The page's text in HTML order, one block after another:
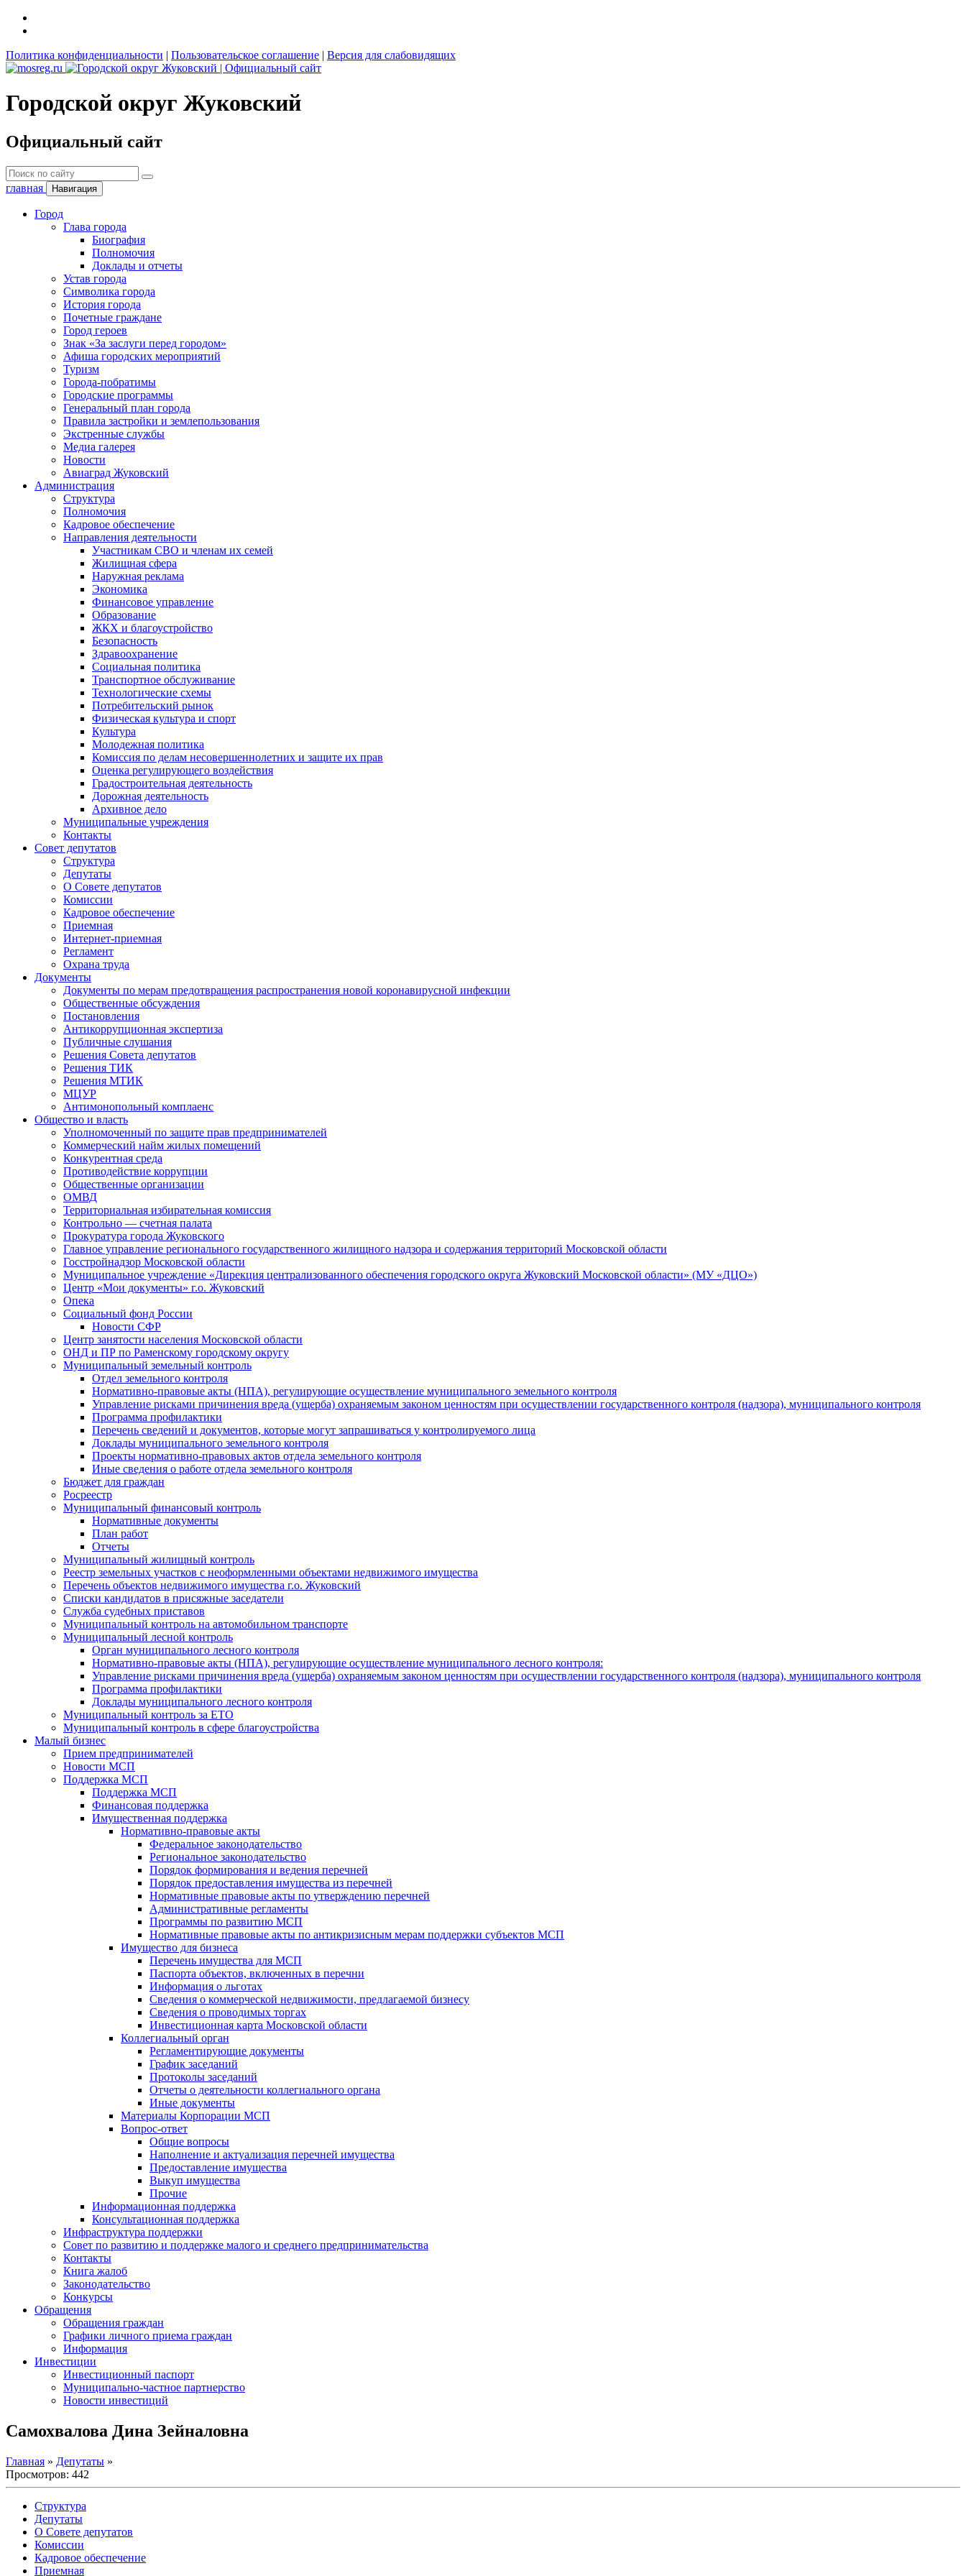
Политика конфиденциальности | Пользовательское соглашение | Версия для слабовидящих
Городской округ Жуковский
Официальный сайт
главная Навигация
Город
Глава города
Биография
Полномочия
Доклады и отчеты
Устав города
Символика города
История города
Почетные граждане
Город героев
Знак «За заслуги перед городом»
Афиша городских мероприятий
Туризм
Города-побратимы
Городские программы
Генеральный план города
Правила застройки и землепользования
Экстренные службы
Медиа галерея
Новости
Авиаград Жуковский
Администрация
Структура
Полномочия
Кадровое обеспечение
Направления деятельности
Участникам СВО и членам их семей
Жилищная сфера
Наружная реклама
Экономика
Финансовое управление
Образование
ЖКХ и благоустройство
Безопасность
Здравоохранение
Социальная политика
Транспортное обслуживание
Технологические схемы
Потребительский рынок
Физическая культура и спорт
Культура
Молодежная политика
Комиссия по делам несовершеннолетних и защите их прав
Оценка регулирующего воздействия
Градостроительная деятельность
Дорожная деятельность
Архивное дело
Муниципальные учреждения
Контакты
Совет депутатов
Структура
Депутаты
О Совете депутатов
Комиссии
Кадровое обеспечение
Приемная
Интернет-приемная
Регламент
Охрана труда
Документы
Документы по мерам предотвращения распространения новой коронавирусной инфекции
Общественные обсуждения
Постановления
Антикоррупционная экспертиза
Публичные слушания
Решения Совета депутатов
Решения ТИК
Решения МТИК
МЦУР
Антимонопольный комплаенс
Общество и власть
Уполномоченный по защите прав предпринимателей
Коммерческий найм жилых помещений
Конкурентная среда
Противодействие коррупции
Общественные организации
ОМВД
Территориальная избирательная комиссия
Контрольно — счетная палата
Прокуратура города Жуковского
Главное управление регионального государственного жилищного надзора и содержания территорий Московской области
Госстройнадзор Московской области
Муниципальное учреждение «Дирекция централизованного обеспечения городского округа Жуковский Московской области» (МУ «ДЦО»)
Центр «Мои документы» г.о. Жуковский
Опека
Социальный фонд России
Новости СФР
Центр занятости населения Московской области
ОНД и ПР по Раменскому городскому округу
Муниципальный земельный контроль
Отдел земельного контроля
Нормативно-правовые акты (НПА), регулирующие осуществление муниципального земельного контроля
Управление рисками причинения вреда (ущерба) охраняемым законом ценностям при осуществлении государственного контроля (надзора), муниципального контроля
Программа профилактики
Перечень сведений и документов, которые могут запрашиваться у контролируемого лица
Доклады муниципального земельного контроля
Проекты нормативно-правовых актов отдела земельного контроля
Иные сведения о работе отдела земельного контроля
Бюджет для граждан
Росреестр
Муниципальный финансовый контроль
Нормативные документы
План работ
Отчеты
Муниципальный жилищный контроль
Реестр земельных участков с неоформленными объектами недвижимого имущества
Перечень объектов недвижимого имущества г.о. Жуковский
Списки кандидатов в присяжные заседатели
Служба судебных приставов
Муниципальный контроль на автомобильном транспорте
Муниципальный лесной контроль
Орган муниципального лесного контроля
Нормативно-правовые акты (НПА), регулирующие осуществление муниципального лесного контроля:
Управление рисками причинения вреда (ущерба) охраняемым законом ценностям при осуществлении государственного контроля (надзора), муниципального контроля
Программа профилактики
Доклады муниципального лесного контроля
Муниципальный контроль за ЕТО
Муниципальный контроль в сфере благоустройства
Малый бизнес
Прием предпринимателей
Новости МСП
Поддержка МСП
Поддержка МСП
Финансовая поддержка
Имущественная поддержка
Нормативно-правовые акты
Федеральное законодательство
Региональное законодательство
Порядок формирования и ведения перечней
Порядок предоставления имущества из перечней
Нормативные правовые акты по утверждению перечней
Административные регламенты
Программы по развитию МСП
Нормативные правовые акты по антикризисным мерам поддержки субъектов МСП
Имущество для бизнеса
Перечень имущества для МСП
Паспорта объектов, включенных в перечни
Информация о льготах
Сведения о коммерческой недвижимости, предлагаемой бизнесу
Сведения о проводимых торгах
Инвестиционная карта Московской области
Коллегиальный орган
Регламентирующие документы
График заседаний
Протоколы заседаний
Отчеты о деятельности коллегиального органа
Иные документы
Материалы Корпорации МСП
Вопрос-ответ
Общие вопросы
Наполнение и актуализация перечней имущества
Предоставление имущества
Выкуп имущества
Прочие
Информационная поддержка
Консультационная поддержка
Инфраструктура поддержки
Совет по развитию и поддержке малого и среднего предпринимательства
Контакты
Книга жалоб
Законодательство
Конкурсы
Обращения
Обращения граждан
Графики личного приема граждан
Информация
Инвестиции
Инвестиционный паспорт
Муниципально-частное партнерство
Новости инвестиций
Самохвалова Дина Зейналовна
Главная » Депутаты »
Просмотров: 442
Структура
Депутаты
О Совете депутатов
Комиссии
Кадровое обеспечение
Приемная